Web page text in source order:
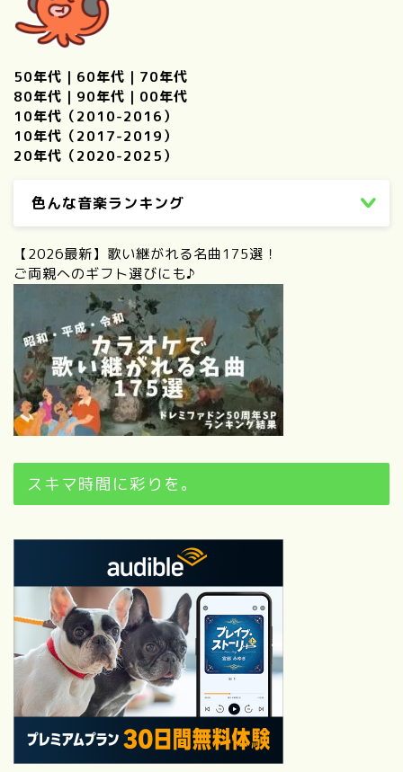
50年代 ｜ 60年代 ｜ 70年代
80年代 ｜ 90年代 ｜ 00年代
10年代（2010-2016）
10年代（2017-2019）
20年代（2020-2025）
色んな音楽ランキング
【2026最新】歌い継がれる名曲175選！
ご両親へのギフト選びにも♪
スキマ時間に彩りを。